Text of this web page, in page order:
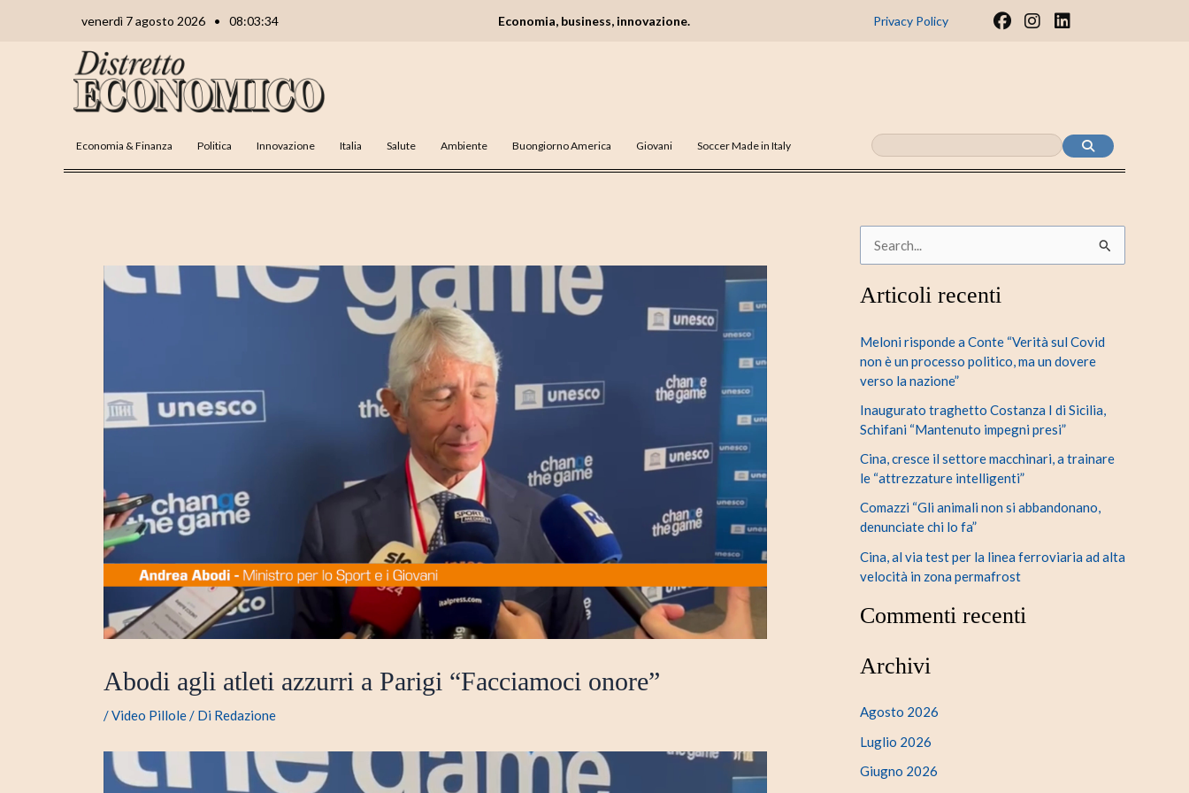
venerdì 7 agosto 2026 • 08:03:35 Economia, business, innovazione. Privacy Policy
F
I
m
L
n
Economia & Finanza Politica Innovazione Italia Salute Ambiente Buongiorno America Giovani Soccer Made in Italy
Abodi agli atleti azzurri a Parigi “Facciamoci onore”
/Video Pillole/ Di Redazione
r
a
:
Articoli recenti
Meloni risponde a Conte “Verità sul Covid
non è un processo politico, ma un dovere
verso la nazione”
Inaugurato traghetto Costanza I di Sicilia,
Schifani “Mantenuto impegni presi”
Cina, cresce il settore macchinari, a trainare
le “attrezzature intelligenti”
Comazzi “Gli animali non si abbandonano,
denunciate chi lo fa”
Cina, al via test per la linea ferroviaria ad alta
velocità in zona permafrost
Commenti recenti
Archivi
Agosto 2026
Luglio 2026
Giugno 2026